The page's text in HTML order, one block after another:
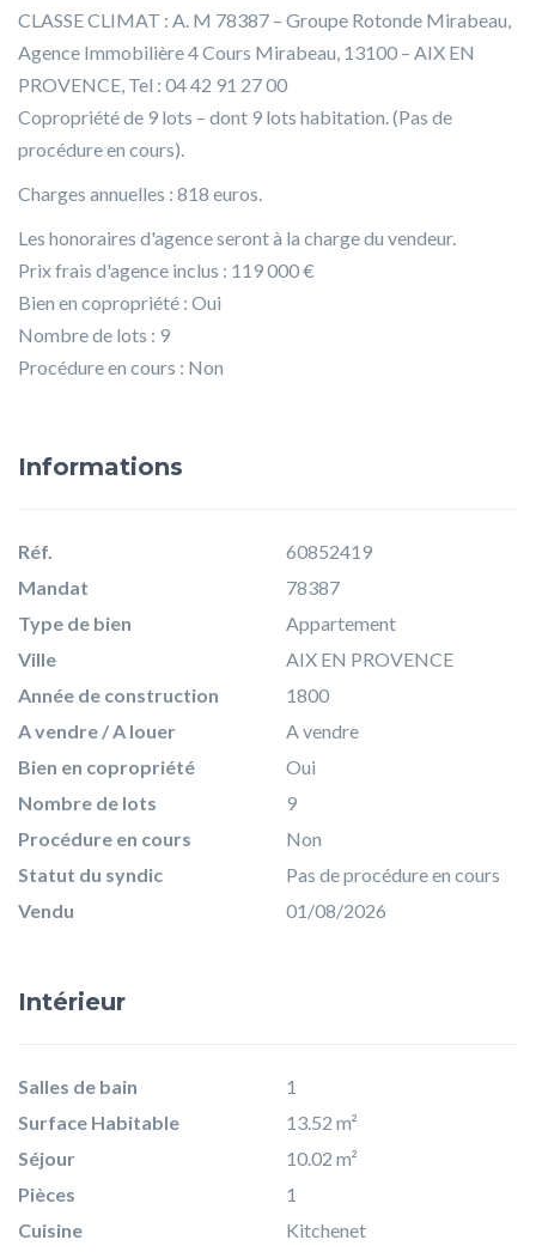
CLASSE CLIMAT : A. M 78387 – Groupe Rotonde Mirabeau,
Agence Immobilière 4 Cours Mirabeau, 13100 – AIX EN
PROVENCE, Tel : 04 42 91 27 00
Copropriété de 9 lots – dont 9 lots habitation. (Pas de
procédure en cours).
Charges annuelles : 818 euros.
Les honoraires d'agence seront à la charge du vendeur.
Prix frais d'agence inclus : 119 000 €
Bien en copropriété : Oui
Nombre de lots : 9
Procédure en cours : Non
Informations
Réf.
60852419
Mandat
78387
Type de bien
Appartement
Ville
AIX EN PROVENCE
Année de construction
1800
A vendre / A louer
A vendre
Bien en copropriété
Oui
Nombre de lots
9
Procédure en cours
Non
Statut du syndic
Pas de procédure en cours
Vendu
01/08/2026
Intérieur
Salles de bain
1
Surface Habitable
13.52 m²
Séjour
10.02 m²
Pièces
1
Cuisine
Kitchenet